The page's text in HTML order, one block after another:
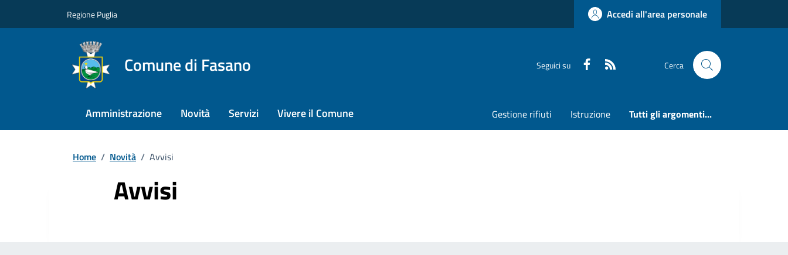
Regione Puglia Accedi all'area personale
Comune di Fasano Seguici su Faceboook Cerca
Amministrazione Novità Servizi Vivere il Comune Gestione rifiuti Istruzione Tutti gli argomenti...
Home / Novità / Avvisi
Avvisi